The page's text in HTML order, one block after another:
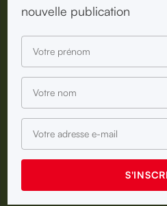
nouvelle publication